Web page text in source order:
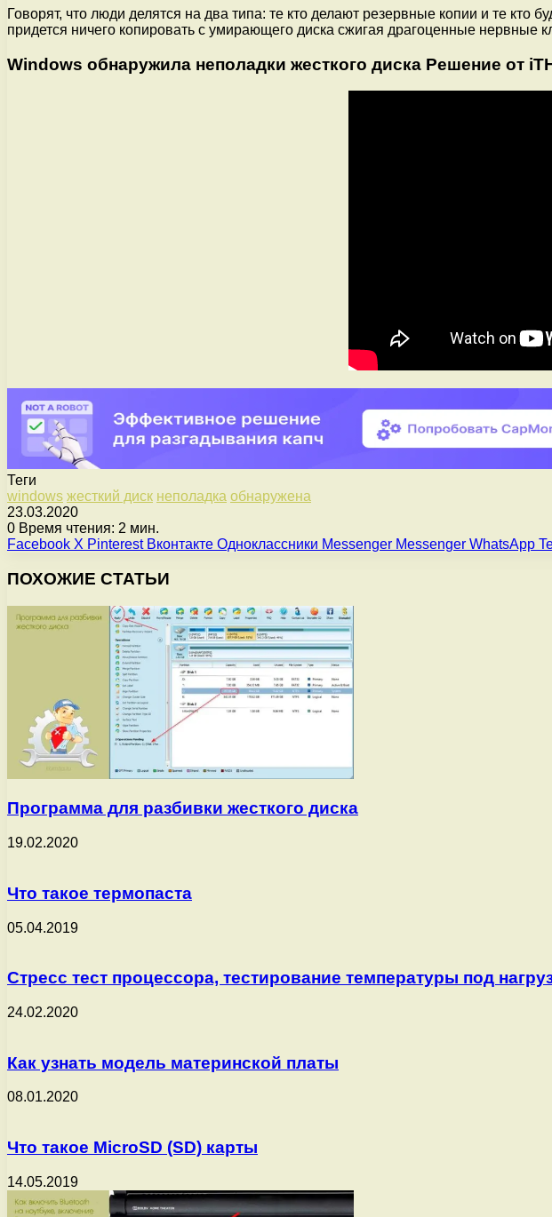
Говорят, что люди делятся на два типа: те кто делают резервные копии и те
придется ничего копировать с умирающего диска сжигая драгоценные нервные
Windows обнаружила неполадки жесткого диска Решение от
Теги
windows жесткий диск неполадка обнаружена
23.03.2020
0 Время чтения: 2 мин.
Facebook X Pinterest Вконтакте Одноклассники Messenger Messenger WhatsApp
ПОХОЖИЕ СТАТЬИ
Программа для разбивки жесткого диска
19.02.2020
Что такое термопаста
05.04.2019
Стресс тест процессора, тестирование температуры под
24.02.2020
Как узнать модель материнской платы
08.01.2020
Что такое MicroSD (SD) карты
14.05.2019